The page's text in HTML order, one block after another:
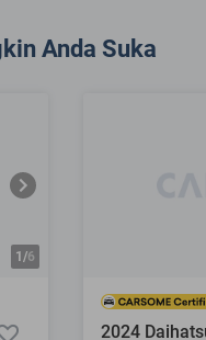
Anda Suka
1/6
2024